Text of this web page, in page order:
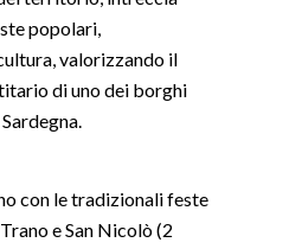
popolari,
valorizzando il
di uno dei borghi
con le tradizionali feste
e San Nicolò (2